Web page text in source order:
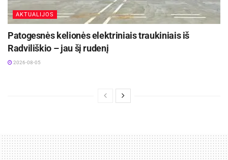
AKTUALIJOS
Patogesnės kelionės elektriniais traukiniais iš
Radviliškio – jau šį rudenį
2026-08-05